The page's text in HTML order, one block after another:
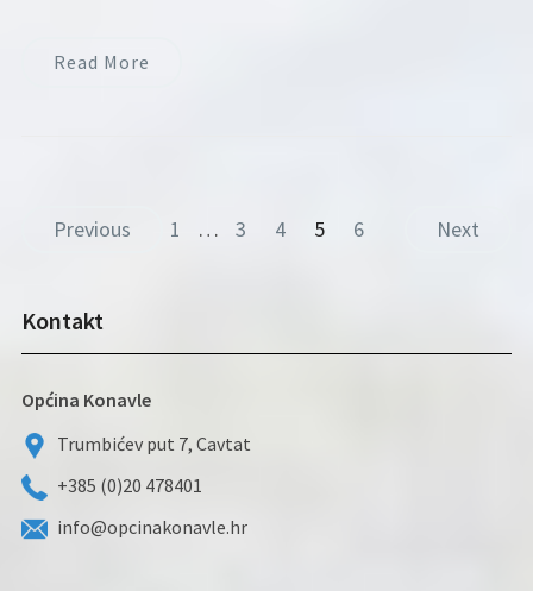
Read More
Previous 1 … 3 4 5 6 Next
Kontakt
Općina Konavle
Trumbićev put 7, Cavtat
+385 (0)20 478401
info@opcinakonavle.hr